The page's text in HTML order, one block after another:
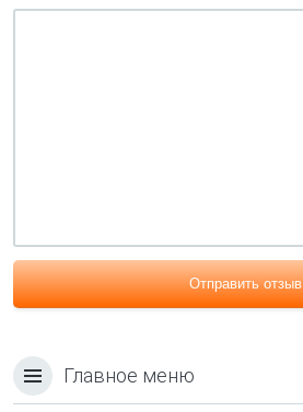
Отправить отзыв
Главное меню